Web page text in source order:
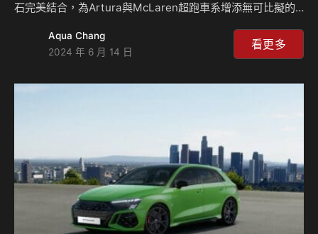
石完美結合，為Artura與McLaren超跑車系增添無可比擬的
藝術與感官的融合，為駕駛者提供前所未有的開放駕馭。
Artura雙車型展演 此次首次共同展演 Artura Spider 和
Aqua Chang
2024 年 6 月 14 日
看更多